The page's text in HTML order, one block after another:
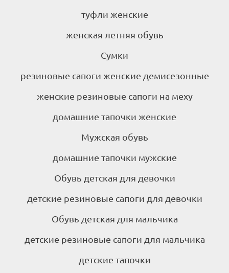
туфли женские
женская летняя обувь
Сумки
резиновые сапоги женские демисезонные
женские резиновые сапоги на меху
домашние тапочки женские
Мужская обувь
домашние тапочки мужские
Обувь детская для девочки
детские резиновые сапоги для девочки
Обувь детская для мальчика
детские резиновые сапоги для мальчика
детские тапочки